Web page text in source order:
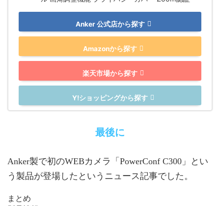
Anker 公式店から探す
Amazonから探す
楽天市場から探す
Y!ショッピングから探す
最後に
Anker製で初のWEBカメラ「PowerConf C300」とい
う製品が登場したというニュース記事でした。
まとめ